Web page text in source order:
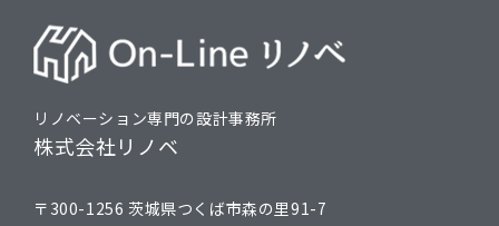
リノベーション専門の設計事務所
株式会社リノベ
〒300-1256 茨城県つくば市森の里91-7